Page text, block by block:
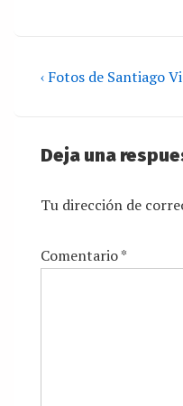
‹ Fotos de Santiago
Deja una
Tu dirección de
Comentario*